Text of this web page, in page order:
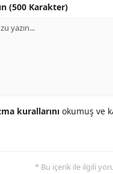
(500 Karakter)
kurallarını okumuş ve
* Bu içerik ile ilgili